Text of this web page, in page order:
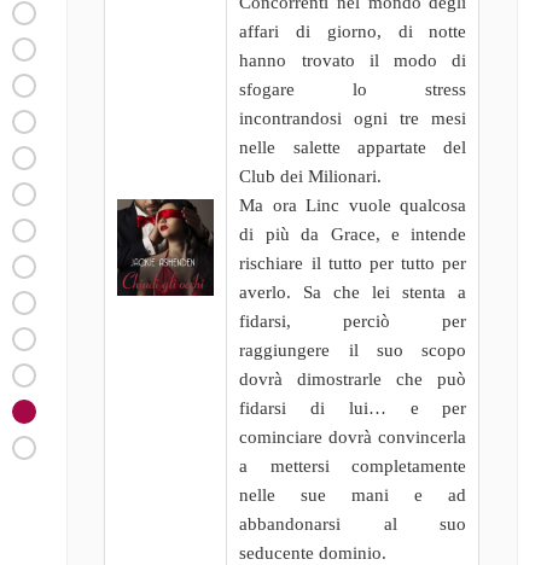
affari di giorno, di notte
hanno trovato il modo di
sfogare lo stress
incontrandosi ogni tre mesi
nelle salette appartate del
Club dei Milionari.
Ma ora Linc vuole qualcosa
di più da Grace, e intende
rischiare il tutto per tutto per
averlo. Sa che lei stenta a
fidarsi, perciò per
raggiungere il suo scopo
dovrà dimostrarle che può
fidarsi di lui… e per
cominciare dovrà convincerla
a mettersi completamente
nelle sue mani e ad
abbandonarsi al suo
seducente dominio.